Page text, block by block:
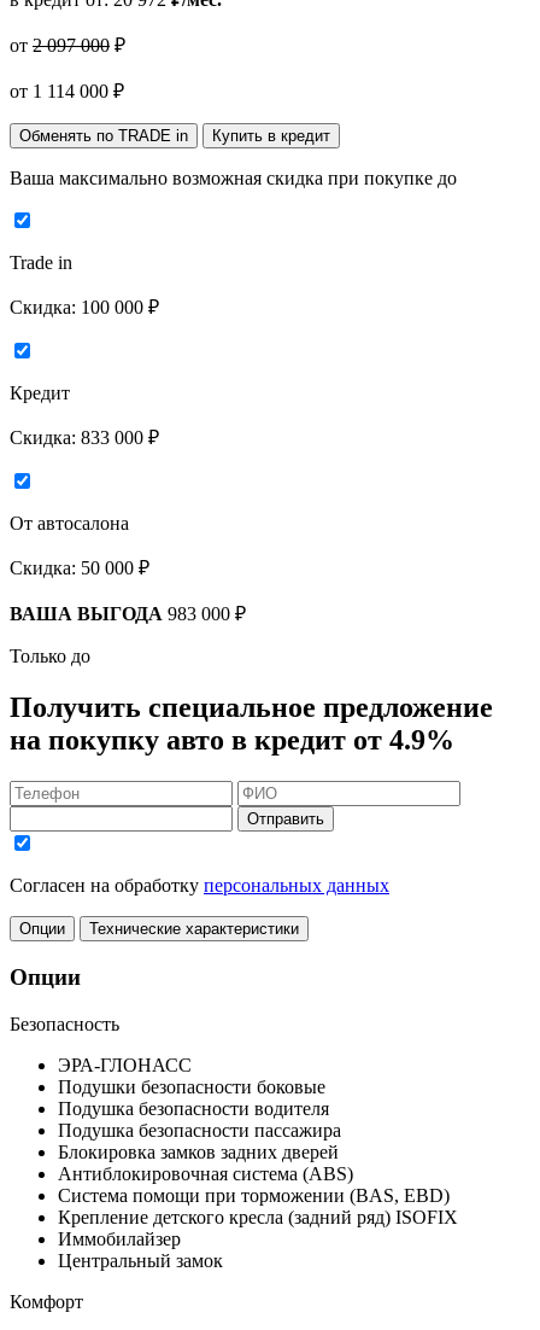
от 2 097 000 ₽
от 1 114 000 ₽
Обменять по TRADE in Купить в кредит
Ваша максимально возможная скидка при покупке до
Trade in
Скидка: 100 000 ₽
Кредит
Скидка: 833 000 ₽
От автосалона
Скидка: 50 000 ₽
ВАША ВЫГОДА 983 000 ₽
Только до
Получить специальное предложение
на покупку авто в кредит от 4.9%
Отправить
Согласен на обработку персональных данных
Опции Технические характеристики
Опции
Безопасность
ЭРА-ГЛОНАСС
Подушки безопасности боковые
Подушка безопасности водителя
Подушка безопасности пассажира
Блокировка замков задних дверей
Антиблокировочная система (ABS)
Система помощи при торможении (BAS, EBD)
Крепление детского кресла (задний ряд) ISOFIX
Иммобилайзер
Центральный замок
Комфорт